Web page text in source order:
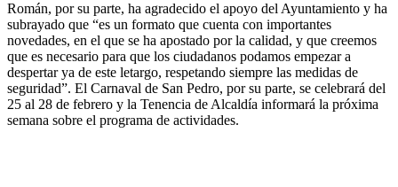
Román, por su parte, ha agradecido el apoyo del Ayuntamiento y ha
subrayado que “es un formato que cuenta con importantes
novedades, en el que se ha apostado por la calidad, y que creemos
que es necesario para que los ciudadanos podamos empezar a
despertar ya de este letargo, respetando siempre las medidas de
seguridad”. El Carnaval de San Pedro, por su parte, se celebrará del
25 al 28 de febrero y la Tenencia de Alcaldía informará la próxima
semana sobre el programa de actividades.